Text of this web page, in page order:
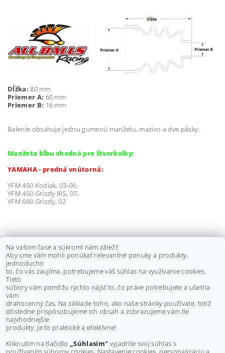
Dĺžka: 80 mm
Priemer A: 60 mm
Priemer B: 16 mm
Balenie obsahuje jednu gumenú manžetu, mazivo a dve pásky.
Manžeta kĺbu vhodná pre štvorkolky:
YAMAHA - predná vnútorná:
YFM 450 Kodiak, 03-06,
YFM 450 Grizzly IRS, 07,
YFM 660 Grizzly, 02
KLIEŠTE NA ZAISŤOVACIE PÁSKY
MANŽIET
€30 bez DPH
€36,90
Buďte prvý, kto napíše príspevok k tejto položke.
Na vašom čase a súkromí nám záleží!
Aby sme vám mohli ponúkať relevantné ponuky a produkty,
jednoducho
to, čo vás zaujíma, potrebujeme váš súhlas na využívanie cookies.
Tieto
súbory vám pomôžu rýchlo nájsť to, čo práve potrebujete a ušetria
vám
drahocenný čas. Na základe toho, ako naše stránky používate, totiž
dôsledne prispôsobujeme ich obsah a zobrazujeme vám tie
najvhodnejšie
produkty. Je to praktické a efektívne!
Kliknutím na tlačidlo „Súhlasím" vyjadríte svoj súhlas s